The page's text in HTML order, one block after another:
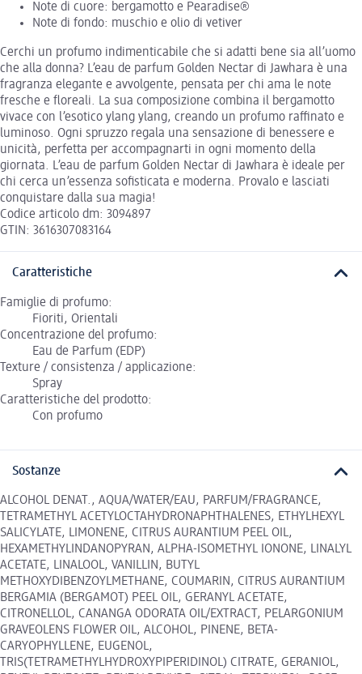
Note di cuore: bergamotto e Pearadise®
Note di fondo: muschio e olio di vetiver
Cerchi un profumo indimenticabile che si adatti bene sia all’uomo
che alla donna? L’eau de parfum Golden Nectar di Jawhara è una
fragranza elegante e avvolgente, pensata per chi ama le note
fresche e floreali. La sua composizione combina il bergamotto
vivace con l’esotico ylang ylang, creando un profumo raffinato e
luminoso. Ogni spruzzo regala una sensazione di benessere e
unicità, perfetta per accompagnarti in ogni momento della
giornata. L’eau de parfum Golden Nectar di Jawhara è ideale per
chi cerca un’essenza sofisticata e moderna. Provalo e lasciati
conquistare dalla sua magia!
Codice articolo dm: 3094897
GTIN: 3616307083164
Caratteristiche
Famiglie di profumo:
Fioriti, Orientali
Concentrazione del profumo:
Eau de Parfum (EDP)
Texture / consistenza / applicazione:
Spray
Caratteristiche del prodotto:
Con profumo
Sostanze
ALCOHOL DENAT., AQUA/WATER/EAU, PARFUM/FRAGRANCE,
TETRAMETHYL ACETYLOCTAHYDRONAPHTHALENES, ETHYLHEXYL
SALICYLATE, LIMONENE, CITRUS AURANTIUM PEEL OIL,
HEXAMETHYLINDANOPYRAN, ALPHA-ISOMETHYL IONONE, LINALYL
ACETATE, LINALOOL, VANILLIN, BUTYL
METHOXYDIBENZOYLMETHANE, COUMARIN, CITRUS AURANTIUM
BERGAMIA (BERGAMOT) PEEL OIL, GERANYL ACETATE,
CITRONELLOL, CANANGA ODORATA OIL/EXTRACT, PELARGONIUM
GRAVEOLENS FLOWER OIL, ALCOHOL, PINENE, BETA-
CARYOPHYLLENE, EUGENOL,
TRIS(TETRAMETHYLHYDROXYPIPERIDINOL) CITRATE, GERANIOL,